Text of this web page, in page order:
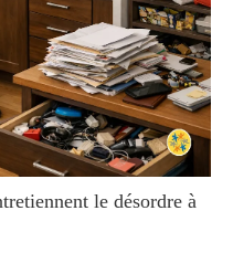
le désordre à